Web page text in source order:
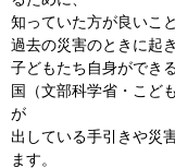
知っていた方が良いこ
過去の災害のときに起
子どもたち自身ができ
国（文部科学省・こど
が
出している手引きや災
ます。